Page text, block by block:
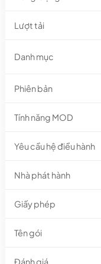
Lượt tải
Danh mục
Phiên bản
Tính năng MOD
Yêu cầu hệ điều hành
Nhà phát hành
Giấy phép
Tên gói
Đánh giá